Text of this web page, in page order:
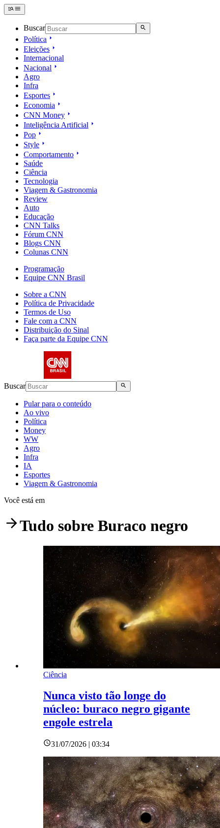
Buscar
Política
Eleições
Internacional
Nacional
Agro
Infra
Esportes
Economia
CNN Money
Inteligência Artificial
Pop
Style
Comportamento
Saúde
Ciência
Tecnologia
Viagem & Gastronomia
Review
Auto
Educação
CNN Talks
Fórum CNN
Blogs CNN
Colunas CNN
Programação
Equipe CNN Brasil
Sobre a CNN
Política de Privacidade
Termos de Uso
Fale com a CNN
Distribuição do Sinal
Faça parte da Equipe CNN
Buscar
Pular para o conteúdo
Ao vivo
Política
Money
WW
Agro
Infra
IA
Esportes
Viagem & Gastronomia
Você está em
Tudo sobre Buraco negro
Ciência
Nunca visto tão longe do
núcleo: buraco negro gigante
engole estrela
31/07/2026 | 03:34